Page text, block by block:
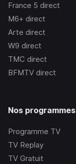
France 5 direct
M6+ direct
Arte direct
W9 direct
TMC direct
BFMTV direct
Nos programmes
Programme TV
TV Replay
TV Gratuit